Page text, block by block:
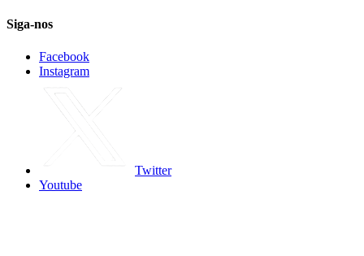
Siga-nos
Facebook
Instagram
Twitter
Youtube